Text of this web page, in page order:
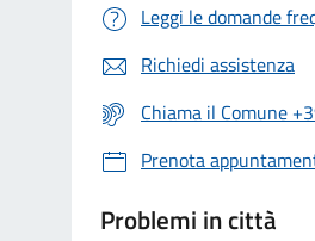
Leggi le domande
Richiedi assistenza
Chiama il Comune
Prenota
Problemi in città